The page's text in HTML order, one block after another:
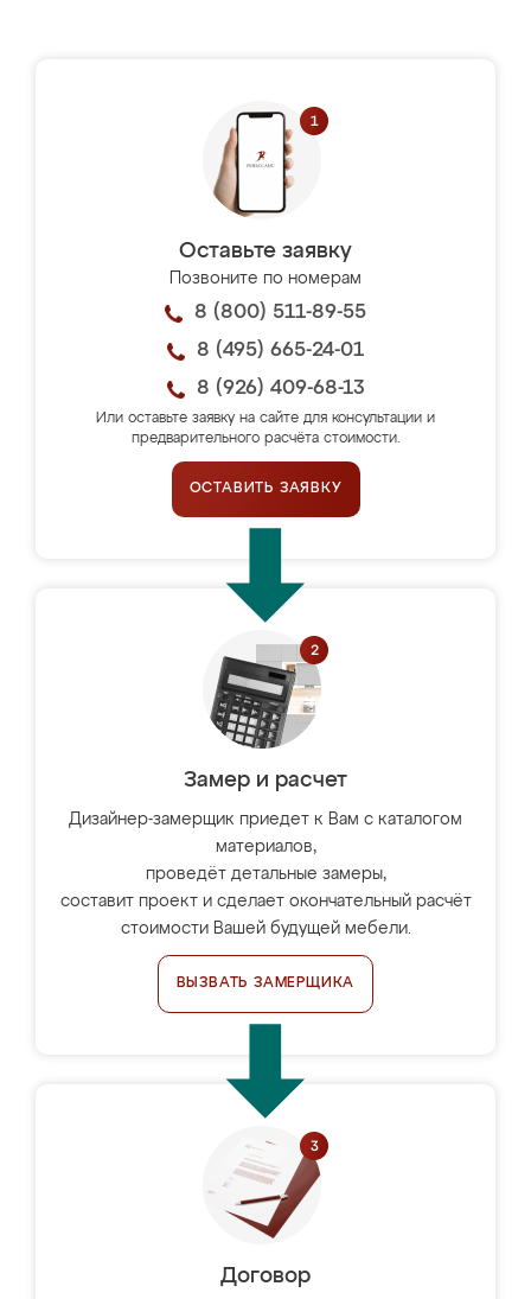
Оставьте заявку
Позвоните по номерам
8 (800) 511-89-55
8 (495) 665-24-01
8 (926) 409-68-13
Или оставьте заявку на сайте для консультации и
предварительного расчёта стоимости.
ОСТАВИТЬ ЗАЯВКУ
Замер и расчет
Дизайнер-замерщик приедет к Вам с каталогом
материалов,
проведёт детальные замеры,
составит проект и сделает окончательный расчёт
стоимости Вашей будущей мебели.
ВЫЗВАТЬ ЗАМЕРЩИКА
Договор